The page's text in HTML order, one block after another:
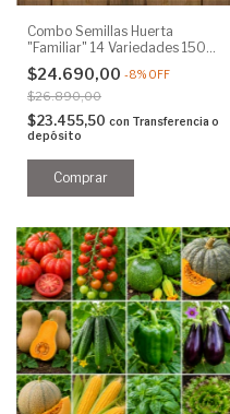
Combo Semillas Huerta
"Familiar" 14 Variedades 150
Semillas
$24.690,00 -8% OFF
$26.890,00
$23.455,50 con Transferencia o
depósito